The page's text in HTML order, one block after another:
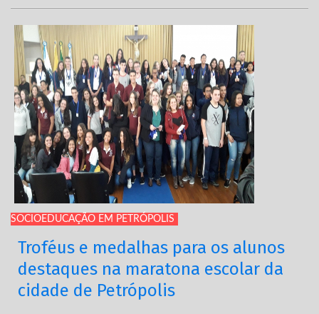
SOCIOEDUCAÇÃO EM PETRÓPOLIS
Troféus e medalhas para os alunos
destaques na maratona escolar da
cidade de Petrópolis